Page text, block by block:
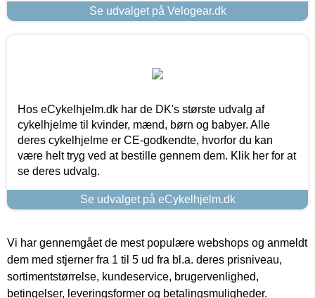
Se udvalget på Velogear.dk
Hos eCykelhjelm.dk har de DK's største udvalg af
cykelhjelme til kvinder, mænd, børn og babyer. Alle
deres cykelhjelme er CE-godkendte, hvorfor du kan
være helt tryg ved at bestille gennem dem. Klik her for at
se deres udvalg.
Se udvalget på eCykelhjelm.dk
Vi har gennemgået de mest populære webshops og anmeldt
dem med stjerner fra 1 til 5 ud fra bl.a. deres prisniveau,
sortimentstørrelse, kundeservice, brugervenlighed,
betingelser, leveringsformer og betalingsmuligheder.